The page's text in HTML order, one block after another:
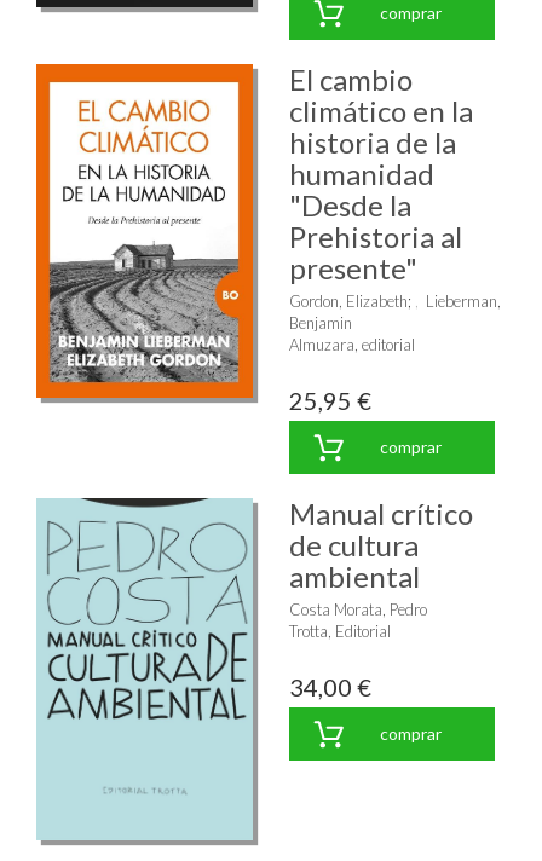
comprar
El cambio
climático en la
historia de la
humanidad
"Desde la
Prehistoria al
presente"
Gordon, Elizabeth;
Lieberman,
Benjamin
Almuzara, editorial
25,95 €
comprar
Manual crítico
de cultura
ambiental
Costa Morata, Pedro
Trotta, Editorial
34,00 €
comprar